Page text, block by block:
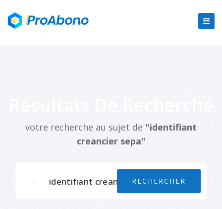
votre recherche au sujet de "identifiant
creancier sepa"